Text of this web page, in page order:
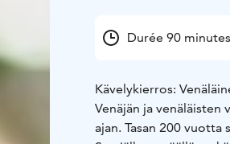
Durée 90 minutes
Kävelykierros:
Venäjän ja venäläisten
ajan. Tasan 200